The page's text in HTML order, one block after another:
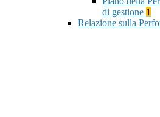
di gestione 1
Relazione sulla